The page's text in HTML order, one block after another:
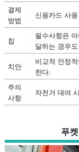
결제
방법
신용카드 사
칩
필수사항은
달하는 경우
치안
비교적 안정
한다.
주의
사항
자전거 대여
푸